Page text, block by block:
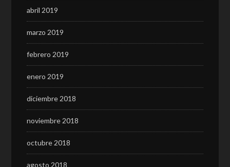
abril 2019
marzo 2019
febrero 2019
enero 2019
diciembre 2018
noviembre 2018
octubre 2018
agosto 2018